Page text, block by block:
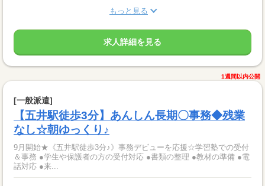
もっと見る
求人詳細を見る
1週間以内公開
[一般派遣]
【五井駅徒歩3分】あんしん長期〇事務◆残業
なし☆朝ゆっくり♪
9月開始★《五井駅徒歩3分♪》事務デビューを応援☆学習塾での受付
＆事務 ●学生や保護者の方の受付対応 ●書類の整理 ●教材の準備 ●電
話対応 ●来...